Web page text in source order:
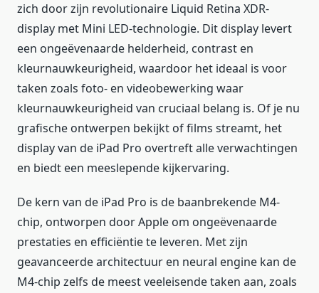
zich door zijn revolutionaire Liquid Retina XDR-
display met Mini LED-technologie. Dit display levert
een ongeëvenaarde helderheid, contrast en
kleurnauwkeurigheid, waardoor het ideaal is voor
taken zoals foto- en videobewerking waar
kleurnauwkeurigheid van cruciaal belang is. Of je nu
grafische ontwerpen bekijkt of films streamt, het
display van de iPad Pro overtreft alle verwachtingen
en biedt een meeslepende kijkervaring.
De kern van de iPad Pro is de baanbrekende M4-
chip, ontworpen door Apple om ongeëvenaarde
prestaties en efficiëntie te leveren. Met zijn
geavanceerde architectuur en neural engine kan de
M4-chip zelfs de meest veeleisende taken aan, zoals